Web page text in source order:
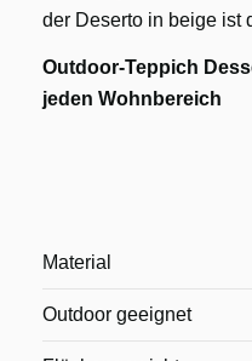
der Deserto in beige ist
Outdoor-Teppich
jeden Wohnbereich
Material
Outdoor geeignet